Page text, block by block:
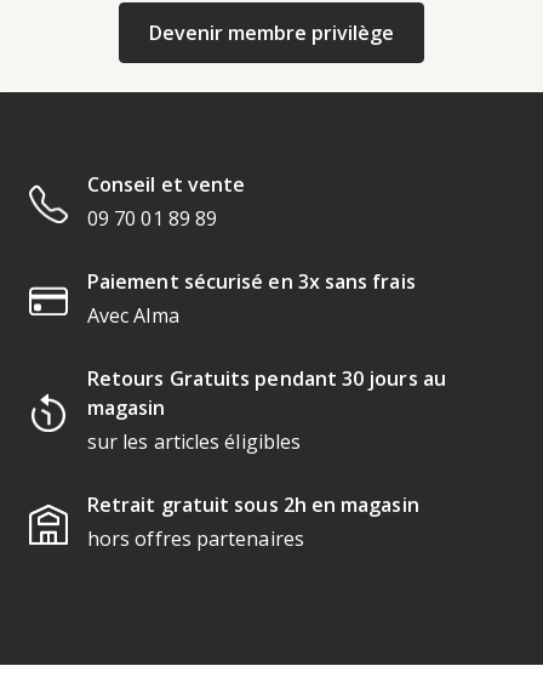
Devenir membre privilège
Conseil et vente
09 70 01 89 89
Paiement sécurisé en 3x sans frais
Avec Alma
Retours Gratuits pendant 30 jours au
magasin
sur les articles éligibles
Retrait gratuit sous 2h en magasin
hors offres partenaires